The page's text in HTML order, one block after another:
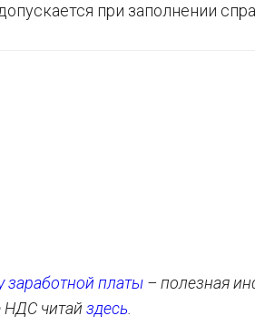
при заполнении
заработной платы – полезная
НДС читай здесь